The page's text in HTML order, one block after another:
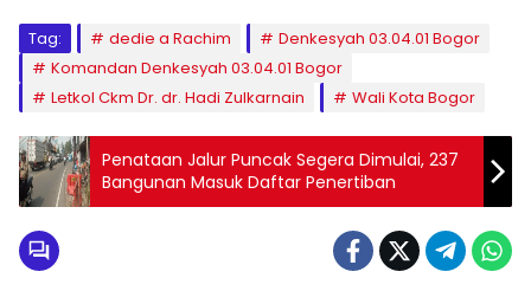
Tag: dedie a Rachim
Denkesyah 03.04.01 Bogor
Komandan Denkesyah 03.04.01 Bogor
Letkol Ckm Dr. dr. Hadi Zulkarnain
Wali Kota Bogor
Penataan Jalur Puncak Segera Dimulai, 237
Bangunan Masuk Daftar Penertiban